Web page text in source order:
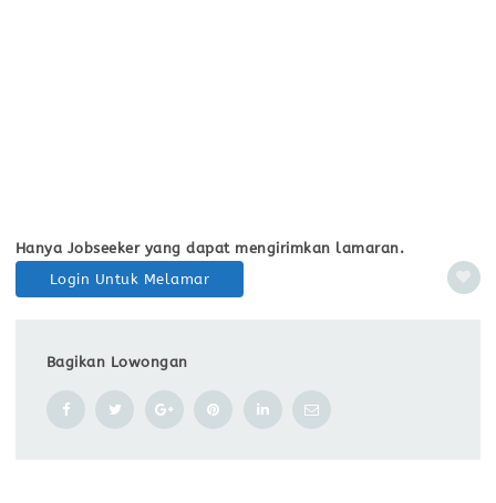
Hanya Jobseeker yang dapat mengirimkan lamaran.
Login Untuk Melamar
Bagikan Lowongan